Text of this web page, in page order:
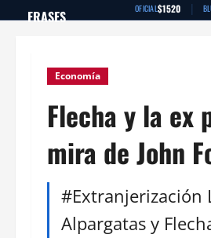
FRASES OFICIAL$1520 |
Economía
Flecha y la ex
mira de John
#Extranjerización
Alpargatas y